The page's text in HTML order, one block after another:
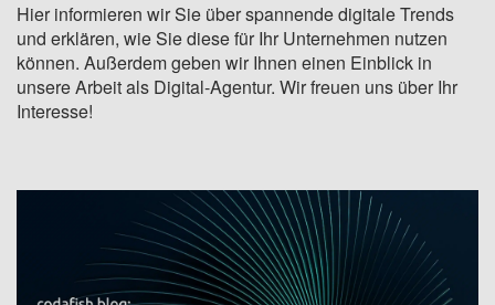
Hier informieren wir Sie über spannende digitale Trends
und erklären, wie Sie diese für Ihr Unternehmen nutzen
können. Außerdem geben wir Ihnen einen Einblick in
unsere Arbeit als Digital-Agentur. Wir freuen uns über Ihr
Interesse!